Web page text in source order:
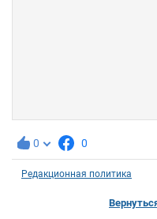
0 0
Редакционная политика